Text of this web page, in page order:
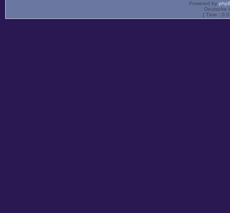
Powered by
Deutsche
[ Time :